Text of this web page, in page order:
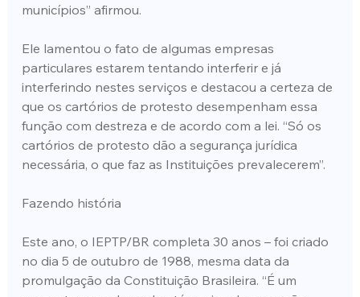
municípios” afirmou.
Ele lamentou o fato de algumas empresas
particulares estarem tentando interferir e já
interferindo nestes serviços e destacou a certeza de
que os cartórios de protesto desempenham essa
função com destreza e de acordo com a lei. “Só os
cartórios de protesto dão a segurança jurídica
necessária, o que faz as Instituições prevalecerem”.
Fazendo história
Este ano, o IEPTP/BR completa 30 anos – foi criado
no dia 5 de outubro de 1988, mesma data da
promulgação da Constituição Brasileira. “É um